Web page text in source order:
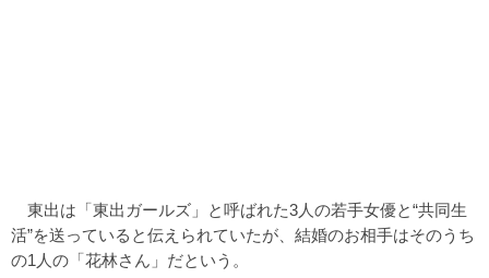
東出は「東出ガールズ」と呼ばれた3人の若手女優と“共同生
活”を送っていると伝えられていたが、結婚のお相手はそのうち
の1人の「花林さん」だという。